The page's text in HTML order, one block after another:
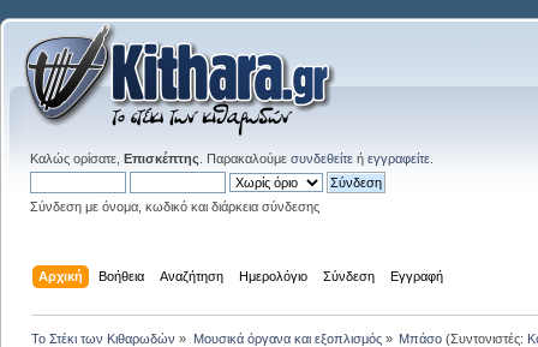
Καλώς ορίσατε, Επισκέπτης . Παρακαλούμε συνδεθείτε ή εγγραφείτε
Σύνδεση με όνομα, κωδικό και διάρκεια σύνδεσης
Αρχική Βοήθεια Αναζήτηση Ημερολόγιο Σύνδεση Εγγραφή
Το Στέκι των Κιθαρωδών » Μουσικά όργανα και εξοπλισμός» Μπάσο(Συντονιστές: